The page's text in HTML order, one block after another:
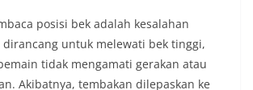
posisi bek adalah kesalahan
dirancang untuk melewati bek tinggi,
tidak mengamati gerakan atau
Akibatnya, tembakan dilepaskan ke